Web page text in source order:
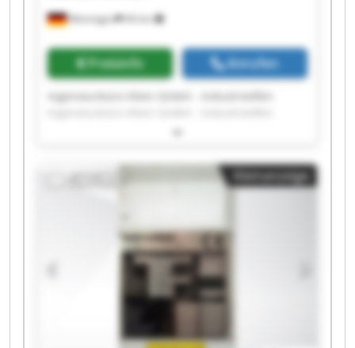
Meiningen 66 km
Preisinfo Anrufen
Ingenieurbüro Klein GmbH - Industrieöfen
Ingenieurbüro Klein GmbH - Industrieöfen
Ingenieurbüro Klein GmbH - Industrieöfen
Ingenieurbüro Klein GmbH - Industrieöfen
Ingenieurbüro Klein GmbH - Industrieöfen
Ingenieurbüro Klein GmbH - Industrieöfen
Ingenieurbüro Klein GmbH - Industrieöfen
Ingenieurbüro Klein GmbH - Industrieöfen
Ingenieurbüro Klein GmbH - Industrieöfen
Ingenieurbüro Klein GmbH - Industrieöfen
Kleinanzeige